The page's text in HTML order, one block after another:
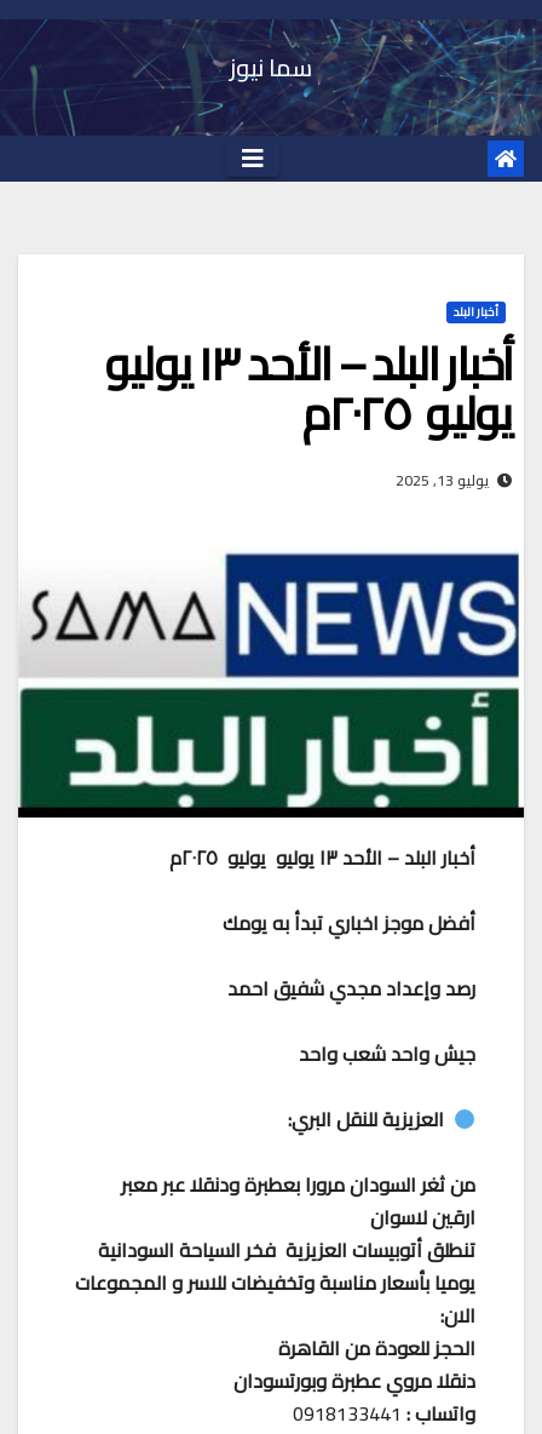
Skip
to
content
سما نيوز
أخبار البلد
أخبار البلد – الأحد ١٣ يوليو
يوليو ٢٠٢٥م
يوليو 13, 2025
أخبار البلد – الأحد ١٣ يوليو يوليو ٢٠٢٥م
أفضل موجز اخباري تبدأ به يومك
رصد وإعداد مجدي شفيق احمد
جيش واحد شعب واحد
العزيزية للنقل البري:
من ثغر السودان مرورا بعطبرة ودنقلا عبر معبر
ارقين لاسوان
تنطلق أتوبيسات العزيزية فخر السياحة السودانية
يوميا بأسعار مناسبة وتخفيضات للاسر و المجموعات
الان:
الحجز للعودة من القاهرة
دنقلا مروي عطبرة وبورتسودان
واتساب : 0918133441